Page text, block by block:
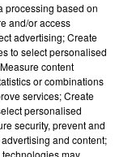
processing based on
and/or access
advertising; Create
to select personalised
content
or combinations
services; Create
personalised
security, prevent and
and content;
may